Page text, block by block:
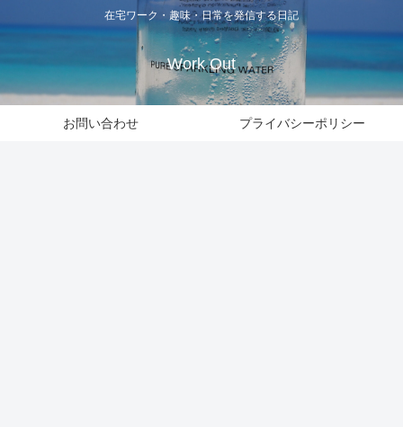
在宅ワーク・趣味・日常を発信する日記
Work Out
お問い合わせ プライバシーポリシー